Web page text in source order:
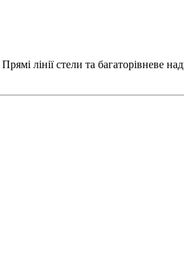
лінії стели та багаторівневе